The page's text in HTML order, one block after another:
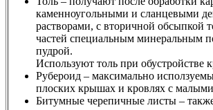
каменноугольными и сланцевыми
растворами, с вторичной обсыпкой
частей специальным минеральным
пудрой.
Используют толь при обустройстве
Рубероид – максимально
плоских крышах и кровлях с
Битумные черепичные листы –